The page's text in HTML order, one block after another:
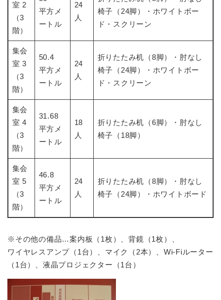
室 2
（3
階）
平方メ
ートル
24
人
椅子（24脚）・ホワイトボー
ド・スクリーン
集会
室 3
（3
階）
50.4
平方メ
ートル
24
人
折りたたみ机（8脚）・肘なし
椅子（24脚）・ホワイトボー
ド・スクリーン
集会
室 4
（3
階）
31.68
平方メ
ートル
18
人
折りたたみ机（6脚）・肘なし
椅子（18脚）
集会
室 5
（3
階）
46.8
平方メ
ートル
24
人
折りたたみ机（8脚）・肘なし
椅子（24脚）・ホワイトボード
※その他の備品…案内板（1枚）、背鏡（1枚）、
ワイヤレスアンプ（1台）、マイク（2本）、Wi-Fiルーター
（1台）、液晶プロジェクター（1台）